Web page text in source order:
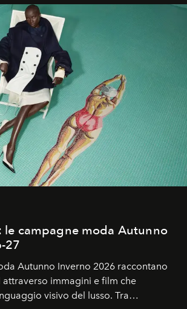
nella storia della moda.
le campagne moda Autunno
27
Autunno Inverno 2026 raccontano
attraverso immagini e film che
visivo del lusso. Tra